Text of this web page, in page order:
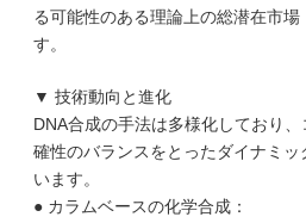
る可能性のある理論上の総潜在市場
す。
▼ 技術動向と進化
DNA合成の手法は多様化しており
確性のバランスをとったダイナミ
います。
● カラムベースの化学合成：